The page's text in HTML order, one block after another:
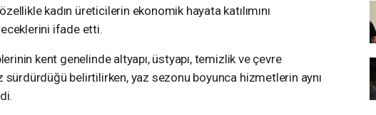
kadın üreticilerin ekonomik hayata katılımını
ifade etti.
kent genelinde altyapı, üstyapı, temizlik ve çevre
sürdürdüğü belirtilirken, yaz sezonu boyunca hizmetlerin aynı